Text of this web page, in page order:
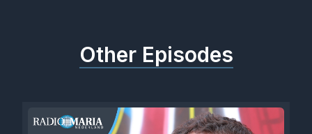
Other Episodes